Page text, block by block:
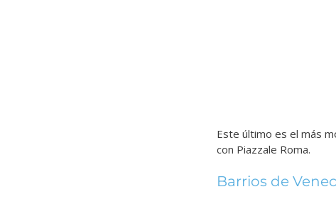
Este último es el más
con Piazzale Roma.
Barrios de